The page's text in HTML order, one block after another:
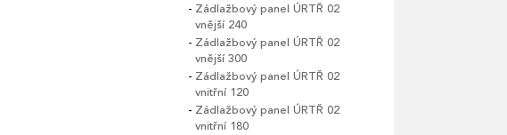
Zádlažbový panel ÚRTŘ 02
vnější 240
Zádlažbový panel ÚRTŘ 02
vnější 300
Zádlažbový panel ÚRTŘ 02
vnitřní 120
Zádlažbový panel ÚRTŘ 02
vnitřní 180